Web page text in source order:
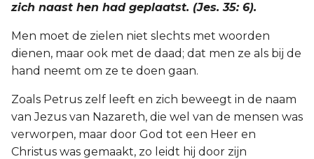
zich naast hen had geplaatst. (Jes. 35: 6).
Men moet de zielen niet slechts met woorden
dienen, maar ook met de daad; dat men ze als bij de
hand neemt om ze te doen gaan.
Zoals Petrus zelf leeft en zich beweegt in de naam
van Jezus van Nazareth, die wel van de mensen was
verworpen, maar door God tot een Heer en
Christus was gemaakt, zo leidt hij door zijn